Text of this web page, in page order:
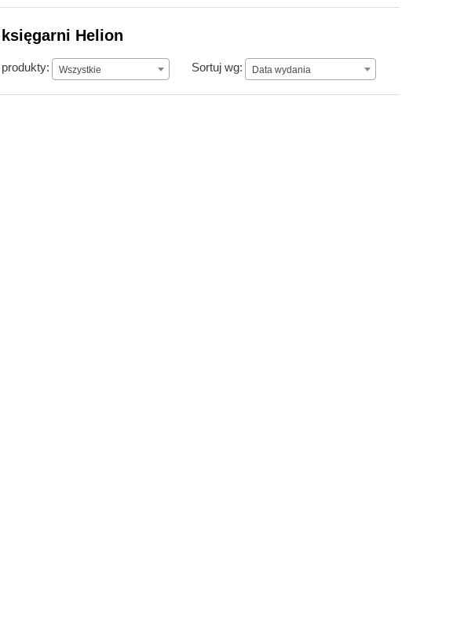
Helion
Wszystkie Sortuj wg: Data wydania
Data wydania